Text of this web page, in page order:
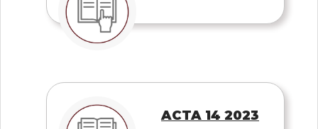
ACTA 14 2023